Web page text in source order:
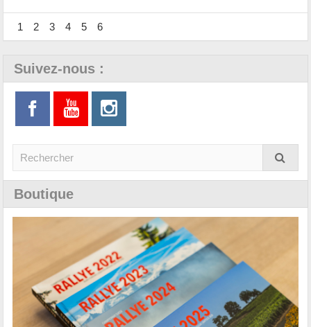
1 2 3 4 5 6
Suivez-nous :
Boutique